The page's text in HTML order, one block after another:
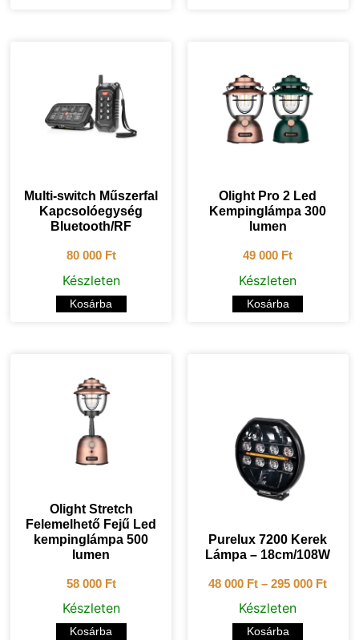
Multi-switch Műszerfal
Kapcsolóegység
Bluetooth/RF
80 000 Ft
Készleten
Kosárba
Olight Pro 2 Led
Kempinglámpa 300
lumen
49 000 Ft
Készleten
Kosárba
Olight Stretch
Felemelhető Fejű Led
kempinglámpa 500
lumen
58 000 Ft
Készleten
Kosárba
Purelux 7200 Kerek
Lámpa – 18cm/108W
48 000 Ft –295 000 Ft
Készleten
Kosárba